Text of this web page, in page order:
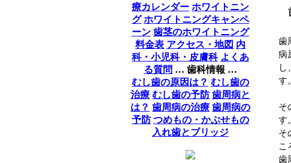
療カレンダー ホワイトニン
グ ホワイトニングキャンペ
ーン 歯茎のホワイトニング
料金表 アクセス・地図 内
科・小児科・皮膚科 よくあ
る質問 … 歯科情報 …
むし歯の原因は？ むし歯の
治療 むし歯の予防 歯周病と
は？ 歯周病の治療 歯周病の
予防 つめもの・かぶせもの
入れ歯とブリッジ
歯
病
し
す。
そ
す。
そ
こ
歯